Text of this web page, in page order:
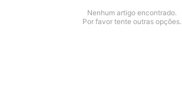
Nenhum artigo encontrado.
Por favor tente outras opções.